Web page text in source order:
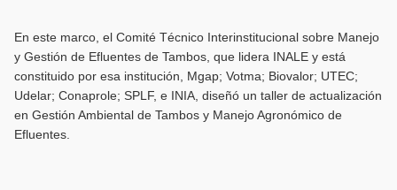
En este marco, el Comité Técnico Interinstitucional sobre Manejo
y Gestión de Efluentes de Tambos, que lidera INALE y está
constituido por esa institución, Mgap; Votma; Biovalor; UTEC;
Udelar; Conaprole; SPLF, e INIA, diseñó un taller de actualización
en Gestión Ambiental de Tambos y Manejo Agronómico de
Efluentes.